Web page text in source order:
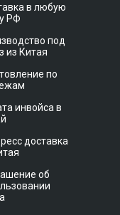
в любую
РФ
под
из Китая
по
инвойса в
доставка
об